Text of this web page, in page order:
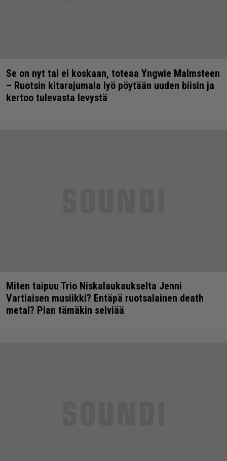
Se on nyt tai ei koskaan, toteaa Yngwie Malmsteen
– Ruotsin kitarajumala lyö pöytään uuden biisin ja
kertoo tulevasta levystä
Miten taipuu Trio Niskalaukaukselta Jenni
Vartiaisen musiikki? Entäpä ruotsalainen death
metal? Pian tämäkin selviää